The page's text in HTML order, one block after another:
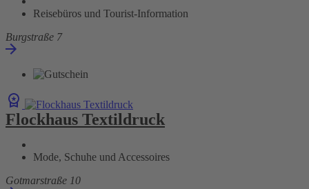
Reisebüros und Tourist-Information
Burgstraße 7
Flockhaus Textildruck
Mode, Schuhe und Accessoires
Gotmarstraße 10